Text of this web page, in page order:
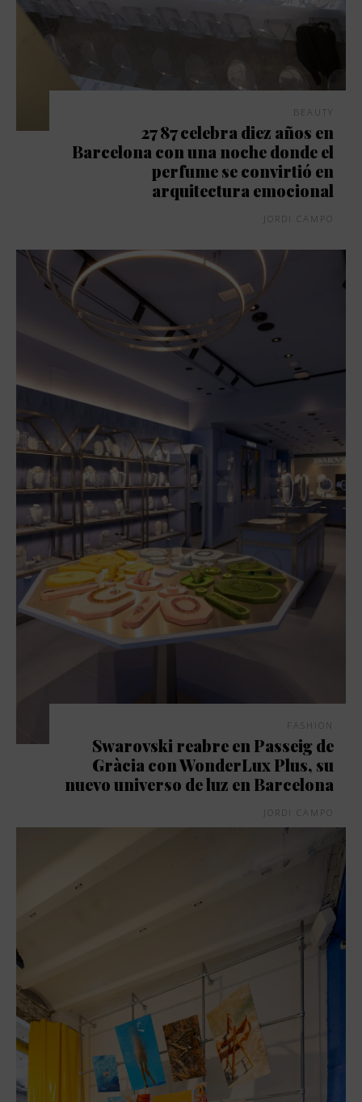
BEAUTY
27 87 celebra diez años en
Barcelona con una noche donde el
perfume se convirtió en
arquitectura emocional
JORDI CAMPO
FASHION
Swarovski reabre en Passeig de
Gràcia con WonderLux Plus, su
nuevo universo de luz en Barcelona
JORDI CAMPO